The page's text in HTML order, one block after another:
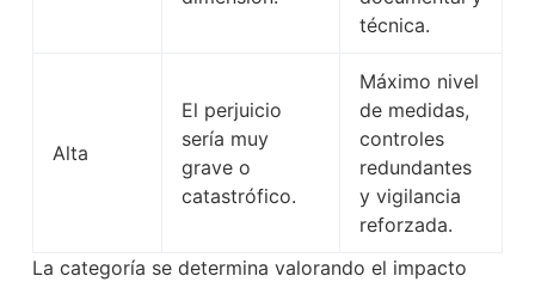
técnica.
Alta
El perjuicio
sería muy
grave o
catastrófico.
Máximo nivel
de medidas,
controles
redundantes
y vigilancia
reforzada.
La categoría se determina valorando el impacto